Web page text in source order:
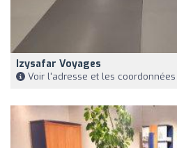
Izysafar Voyages
Voir l'adresse et les coordonnées